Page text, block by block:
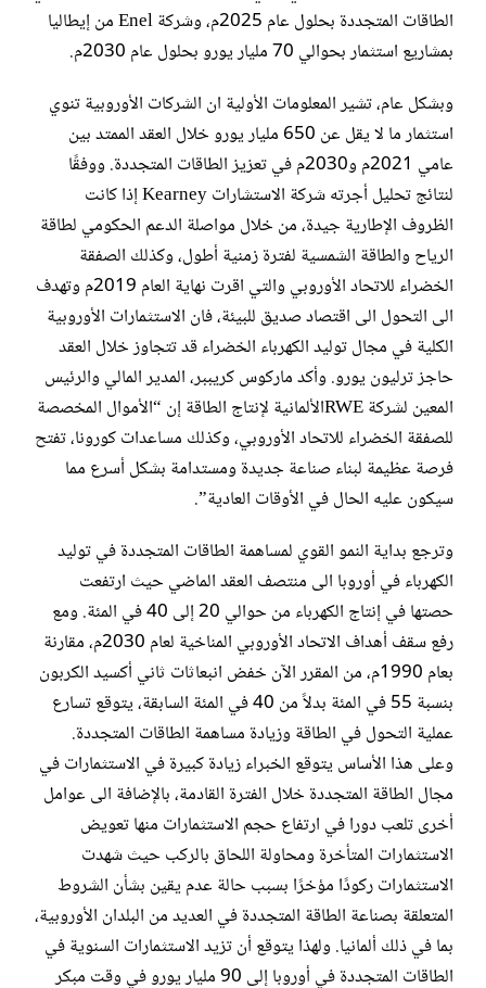
الطاقات المتجددة بحلول عام 2025م، وشركة Enel من إيطاليا
بمشاريع استثمار بحوالي 70 مليار يورو بحلول عام 2030م.
وبشكل عام، تشير المعلومات الأولية ان الشركات الأوروبية تنوي
استثمار ما لا يقل عن 650 مليار يورو خلال العقد الممتد بين
عامي 2021م و2030م في تعزيز الطاقات المتجددة. ووفقًا
لنتائج تحليل أجرته شركة الاستشارات Kearney إذا كانت
الظروف الإطارية جيدة، من خلال مواصلة الدعم الحكومي لطاقة
الرياح والطاقة الشمسية لفترة زمنية أطول، وكذلك الصفقة
الخضراء للاتحاد الأوروبي والتي اقرت نهاية العام 2019م وتهدف
الى التحول الى اقتصاد صديق للبيئة، فان الاستثمارات الأوروبية
الكلية في مجال توليد الكهرباء الخضراء قد تتجاوز خلال العقد
حاجز ترليون يورو. وأكد ماركوس كريببر، المدير المالي والرئيس
المعين لشركة RWEالألمانية لإنتاج الطاقة إن “الأموال المخصصة
للصفقة الخضراء للاتحاد الأوروبي، وكذلك مساعدات كورونا، تفتح
فرصة عظيمة لبناء صناعة جديدة ومستدامة بشكل أسرع مما
سيكون عليه الحال في الأوقات العادية”.
وترجع بداية النمو القوي لمساهمة الطاقات المتجددة في توليد
الكهرباء في أوروبا الى منتصف العقد الماضي حيث ارتفعت
حصتها في إنتاج الكهرباء من حوالي 20 إلى 40 في المئة. ومع
رفع سقف أهداف الاتحاد الأوروبي المناخية لعام 2030م، مقارنة
بعام 1990م، من المقرر الآن خفض انبعاثات ثاني أكسيد الكربون
بنسبة 55 في المئة بدلاً من 40 في المئة السابقة، يتوقع تسارع
عملية التحول في الطاقة وزيادة مساهمة الطاقات المتجددة.
وعلى هذا الأساس يتوقع الخبراء زيادة كبيرة في الاستثمارات في
مجال الطاقة المتجددة خلال الفترة القادمة، بالإضافة الى عوامل
أخرى تلعب دورا في ارتفاع حجم الاستثمارات منها تعويض
الاستثمارات المتأخرة ومحاولة اللحاق بالركب حيث شهدت
الاستثمارات ركودًا مؤخرًا بسبب حالة عدم يقين بشأن الشروط
المتعلقة بصناعة الطاقة المتجددة في العديد من البلدان الأوروبية،
بما في ذلك ألمانيا. ولهذا يتوقع أن تزيد الاستثمارات السنوية في
الطاقات المتجددة في أوروبا إلى 90 مليار يورو في وقت مبكر